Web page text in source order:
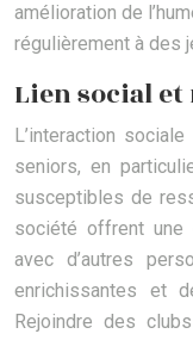
amélioration de
régulièrement à des
Lien social
L’interaction
seniors, en
susceptibles de
société offrent une
avec d’autres
enrichissantes et
Rejoindre des